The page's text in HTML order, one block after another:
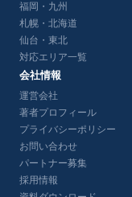
福岡・九州
札幌・北海道
仙台・東北
対応エリア一覧
会社情報
運営会社
著者プロフィール
プライバシーポリシー
お問い合わせ
パートナー募集
採用情報